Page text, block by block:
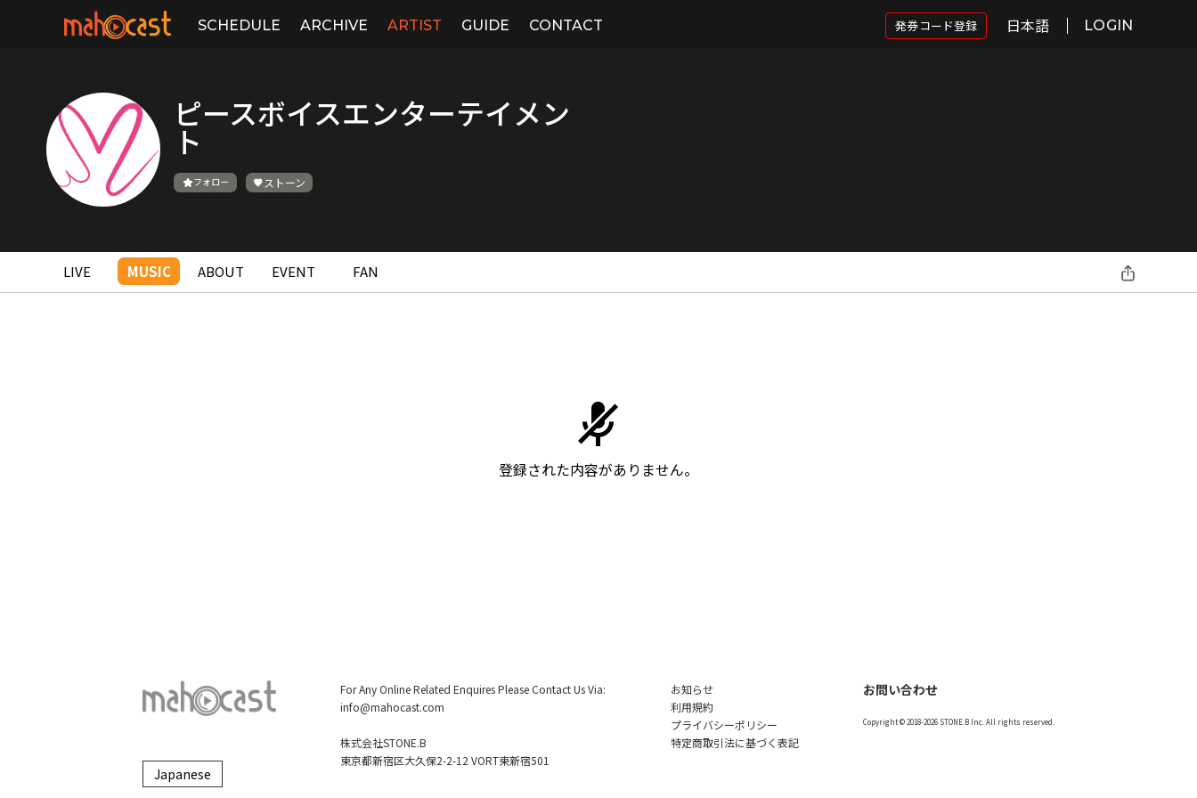
SCHEDULE ARCHIVE ARTIST GUIDE CONTACT 発券コード登録 日本語 LOGIN
ピースボイスエンターテイメン
ト
フォロー ストーン
LIVE MUSIC ABOUT EVENT FAN
登録された内容がありません。
For Any Online Related Enquires Please Contact Us Via:
info@mahocast.com
株式会社STONE.B
東京都新宿区大久保2-2-12 VORT東新宿501
お知らせ
利用規約
プライバシーポリシー
特定商取引法に基づく表記
お問い合わせ
Copyright © 2018-2026 STONE.B Inc. All rights reserved.